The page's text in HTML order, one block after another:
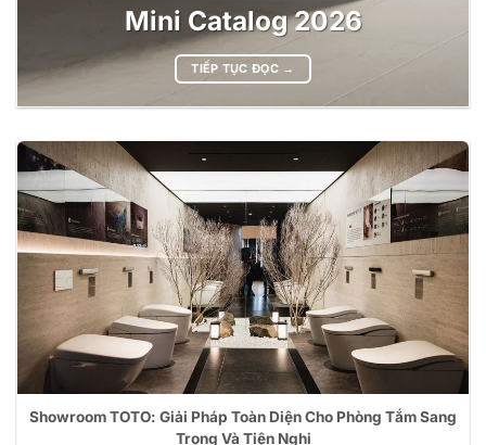
Mini Catalog 2026
TIẾP TỤC ĐỌC →
Showroom TOTO: Giải Pháp Toàn Diện Cho Phòng Tắm Sang
Trọng Và Tiện Nghi